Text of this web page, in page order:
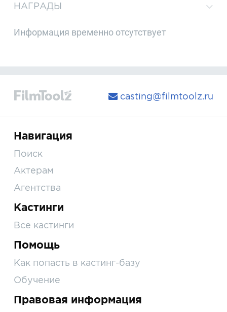
НАГРАДЫ
Информация временно отсутствует
casting@filmtoolz.ru
Навигация
Поиск
Актерам
Агентства
Кастинги
Все кастинги
Помощь
Как попасть в кастинг-базу
Обучение
Правовая информация